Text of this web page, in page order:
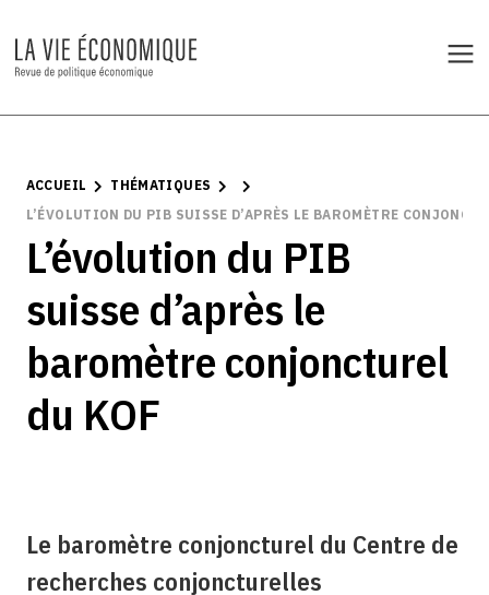
ACCUEIL
THÉMATIQUES
L’ÉVOLUTION DU PIB SUISSE D’APRÈS LE BAROMÈTRE
L’évolution du PIB
suisse d’après le
baromètre conjoncturel
du KOF
Le baromètre conjoncturel du Centre de
recherches conjoncturelles